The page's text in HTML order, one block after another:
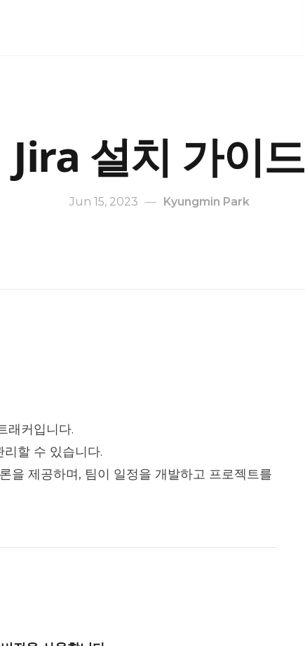
Jira 설치 가이드
Jun 15, 2023 — Kyungmin Park
래커입니다.
할 수 있습니다.
을 제공하며, 팀이 일정을 개발하고 프로젝트를